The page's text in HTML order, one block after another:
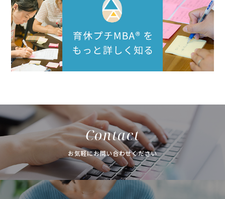
Contact
お気軽にお問い合わせください